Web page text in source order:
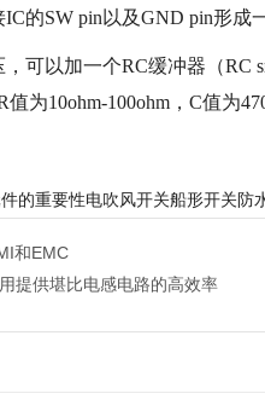
的SW pin以及GND pin形成
以加一个RC缓冲器（RC
为10ohm-100ohm，C值为
的重要性电吹风开关船形开关防
和EMC
提供堪比电感电路的高效率